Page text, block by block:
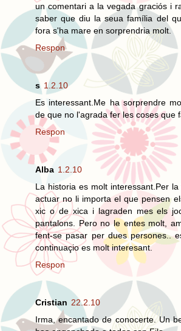
un comentari a la vegada graciós i
saber que diu la seua família del
fora s'ha mare en sorprendria molt.
Respon
s 1.2.10
Es interessant.Me ha sorprendre
de que no l'agrada fer les coses que
Respon
Alba 1.2.10
La historia es molt interessant.Per
actuar no li importa el que pensen
xic o de xica i lagraden mes els
pantalons. Pero no le entes molt,
fent-se pasar per dues persones..
continuaçio es molt interesant.
Respon
Cristian 22.2.10
Irma, encantado de conocerte. Un